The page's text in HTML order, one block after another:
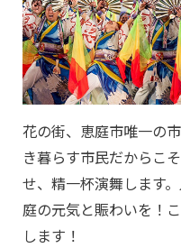
花の街、恵庭市唯一の
き暮らす市民だからこ
せ、精一杯演舞します
庭の元気と賑わいを！
します！